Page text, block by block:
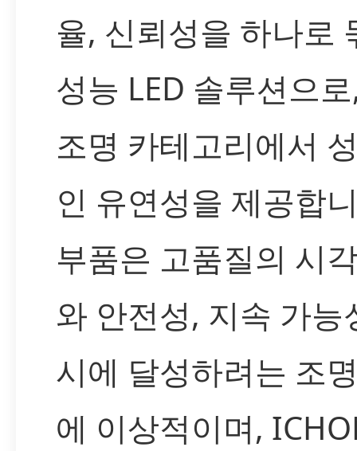
율, 신뢰성을 하나로
성능 LED 솔루션으
조명 카테고리에서
인 유연성을 제공합
부품은 고품질의 시
와 안전성, 지속 가능
시에 달성하려는 조
에 이상적이며,